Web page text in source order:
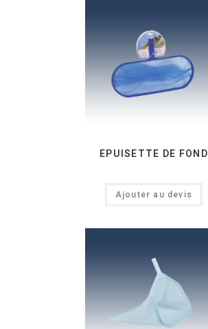
EPUISETTE DE FOND
Ajouter au devis